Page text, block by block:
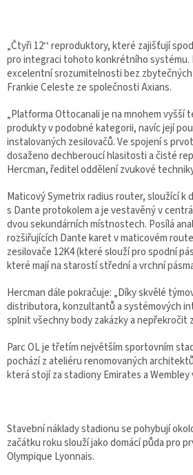
„Čtyři 12‘‘ reproduktory, které zajišťují
pro integraci tohoto konkrétního systému.
excelentní srozumitelnosti bez zbytečných
Frankie Celeste ze společnosti Axians.
„Platforma Ottocanali je na mnohem vyšší
produkty v podobné kategorii, navíc její
instalovaných zesilovačů. Ve spojení s
dosaženo dechberoucí hlasitosti a čisté
Hercman, ředitel oddělení zvukové
Maticový Symetrix radius router, sloužící k
s Dante protokolem a je vestavěný v
dvou sekundárních místnostech. Posílá
rozšiřujících Dante karet v maticovém
zesilovače 12K4 (které slouží pro spodní
které mají na starostí střední a vrchní
Hercman dále pokračuje: „Díky skvělé
distributora, konzultantů a systémových
splnit všechny body zakázky a nepřekročit
Parc OL je třetím největším sportovním
pochází z ateliéru renomovaných
která stojí za stadiony Emirates a Wembley
Stavební náklady stadionu se pohybují
začátku roku slouží jako domácí půda pro
Olympique Lyonnais.